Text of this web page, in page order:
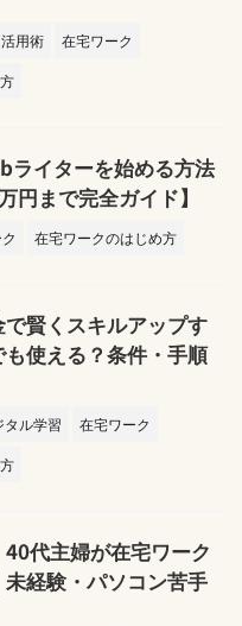
用術
在宅ワーク
ライターを始める方法
円まで完全ガイド】
在宅ワークのはじめ方
賢くスキルアップす
使える？条件・手順
タル学習
在宅ワーク
40代主婦が在宅ワーク
経験・パソコン苦手